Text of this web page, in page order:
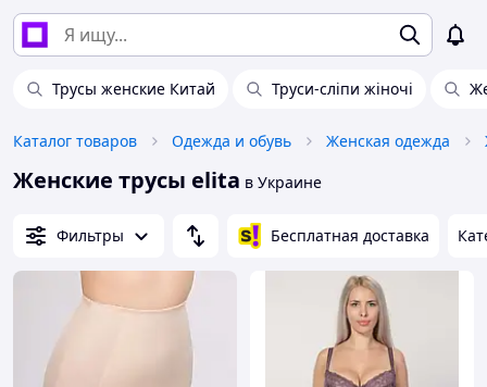
Трусы женские Китай Труси-сліпи жіночі
Каталог товаров Одежда и обувь Женская одежда
Женские трусы elita в Украине
Фильтры Бесплатная доставка